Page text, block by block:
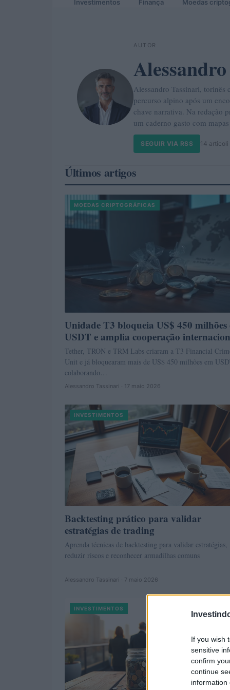
If you wish
sensitive
confirm
continue
information
Investimentos Finança Moedas
AUTOR
Alessandro Tassinari, torinês
percurso alpino após um
chave narrativa. Na redação
um caderno gasto com
SEGUIR VIA RSS 14 articoli
Últimos artigos
MOEDAS CRIPTOGRÁFICAS
Unidade T3 bloqueia US$ 450 milhões
USDT e amplia cooperação
Tether, TRON e TRM Labs criaram a T3 Financial
Unit e já bloquearam mais de US$ 450 milhões em
colaborando…
Alessandro Tassinari · 17 maio 2026
INVESTIMENTOS
Backtesting prático para validar
estratégias de trading
Aprenda técnicas de backtesting para validar estratégias,
reduzir riscos e reconhecer armadilhas comuns
Alessandro Tassinari · 7 maio 2026
INVESTIMENTOS